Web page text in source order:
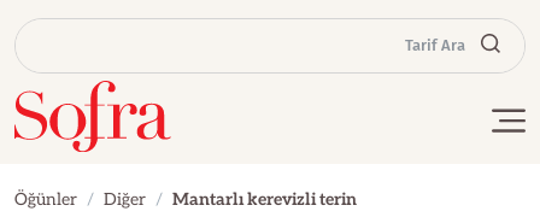
Tarif Ara
Öğünler Diğer Mantarlı kerevizli terin